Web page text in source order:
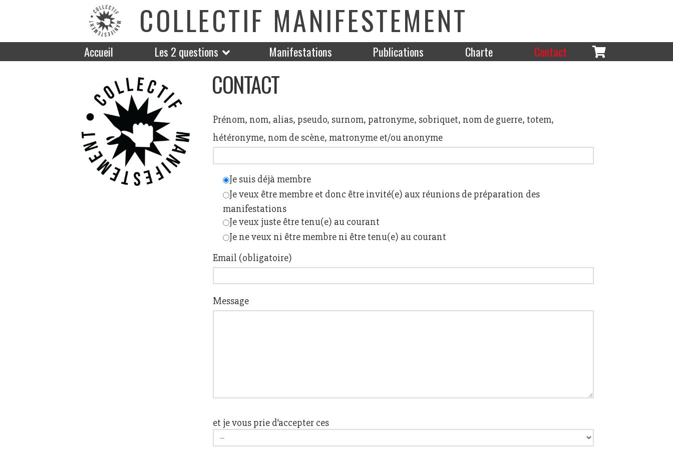
COLLECTIF MANIFESTEMENT
Accueil Les 2 questions Manifestations Publications Charte Contact
CONTACT
Prénom, nom, alias, pseudo, surnom, patronyme, sobriquet, nom de guerre, totem,
hétéronyme, nom de scène, matronyme et/ou anonyme
Je suis déjà membre
Je veux être membre et donc être invité(e) aux réunions de préparation des
manifestations
Je veux juste être tenu(e) au courant
Je ne veux ni être membre ni être tenu(e) au courant
Email (obligatoire)
Message
et je vous prie d’accepter ces